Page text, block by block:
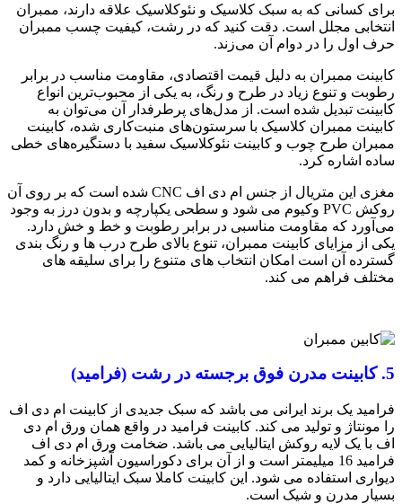
برای کسانی که به سبک کلاسیک و نئوکلاسیک علاقه دارند، ممبران
انتخابی مجلل است. دقت کنید که در رشت، کیفیت چسب ممبران
حرف اول را در دوام آن می‌زند.
کابینت ممبران به دلیل قیمت اقتصادی، مقاومت مناسب در برابر
رطوبت و تنوع زیاد در طرح و رنگ، به یکی از محبوب‌ترین انواع
کابینت تبدیل شده است. از مدل‌های پرطرفدار آن می‌توان به
کابینت ممبران کلاسیک با سرستون‌های منبت‌کاری شده، کابینت
ممبران طرح چوب و کابینت نئوکلاسیک سفید با دستگیره‌های خطی
ساده اشاره کرد.
مغزی این متریال از جنس ام دی اف CNC شده است که بر روی آن
روکش PVC وکیوم می‌ شود و سطحی یکپارچه و بدون درز به وجود
می‌آورد که مقاومت مناسبی در برابر رطوبت و خط و خش دارد.
یکی از مزایای کابینت ممبران، تنوع بالای طرح درب ها و رنگ بندی
گسترده آن است امکان انتخاب های متنوع را برای سلیقه های
مختلف فراهم می کند.
5. کابینت مدرن فوق برجسته در رشت (فرامید)
فرامید یک برند ایرانی می باشد که سبک جدیدی از کابینت ام دی اف
را مونتاژ و تولید می کند. کابینت فرامید در واقع همان ورق ام دی
اف با یک لایه روکش ایتالیایی می باشد. ضخامت ورق ام دی اف
فرامید 16 میلیمتر است و از آن برای دکوراسیون آشپزخانه و کمد
دیواری استفاده می شود. این کابینت کاملا سبک ایتالیایی دارد و
بسیار مدرن و شیک است.